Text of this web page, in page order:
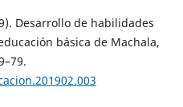
Desarrollo de habilidades
básica de Machala,